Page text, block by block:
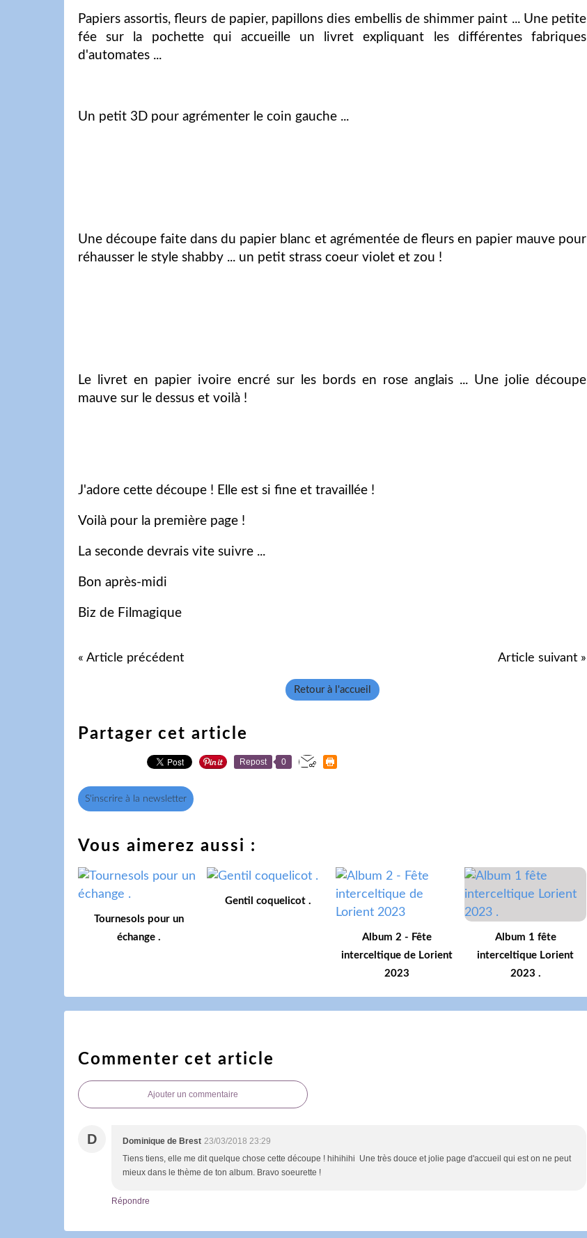
Papiers assortis, fleurs de papier, papillons dies embellis de shimmer paint ... Une petite
fée sur la pochette qui accueille un livret expliquant les différentes fabriques
d'automates ...
Un petit 3D pour agrémenter le coin gauche ...
Une découpe faite dans du papier blanc et agrémentée de fleurs en papier mauve pour
réhausser le style shabby ... un petit strass coeur violet et zou !
Le livret en papier ivoire encré sur les bords en rose anglais ... Une jolie découpe
mauve sur le dessus et voilà !
J'adore cette découpe ! Elle est si fine et travaillée !
Voilà pour la première page !
La seconde devrais vite suivre ...
Bon après-midi
Biz de Filmagique
« Article précédent Article suivant »
Retour à l'accueil
Partager cet article
Repost 0
S'inscrire à la newsletter
Vous aimerez aussi :
Tournesols pour un
échange .
Gentil coquelicot .
Album 2 - Fête
interceltique de Lorient
2023
Album 1 fête
interceltique Lorient
2023 .
Commenter cet article
Ajouter un commentaire
D Dominique de Brest 23/03/2018 23:29
Tiens tiens, elle me dit quelque chose cette découpe ! hihihihi Une très douce et jolie page d'accueil qui est on ne peut
mieux dans le thème de ton album. Bravo soeurette !
Répondre